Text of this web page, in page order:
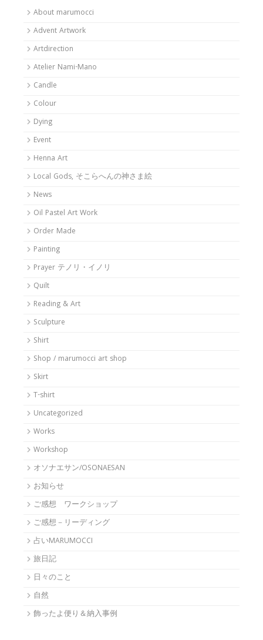
About marumocci
Advent Artwork
Artdirection
Atelier Nami-Mano
Candle
Colour
Dying
Event
Henna Art
Local Gods, そこらへんの神さま絵
News
Oil Pastel Art Work
Order Made
Painting
Prayer テノリ・イノリ
Quilt
Reading & Art
Sculpture
Shirt
Shop / marumocci art shop
Skirt
T-shirt
Uncategorized
Works
Workshop
オソナエサン/OSONAESAN
お知らせ
ご感想 ワークショップ
ご感想－リーディング
占いMARUMOCCI
旅日記
日々のこと
自然
飾ったよ便り＆納入事例